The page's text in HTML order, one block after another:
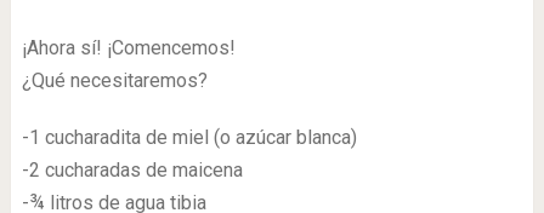
¡Ahora sí! ¡Comencemos!
¿Qué necesitaremos?
-1 cucharadita de miel (o azúcar blanca)
-2 cucharadas de maicena
-¾ litros de agua tibia